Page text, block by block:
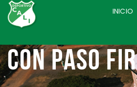
INICIO
CON PASO